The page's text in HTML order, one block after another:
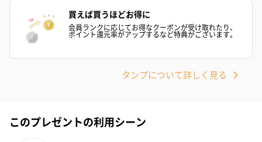
買えば買うほどお得に
会員ランクに応じてお得なクーポンが受け取れたり、
ポイント還元率がアップするなど特典がございます。
タンプについて詳しく見る
このプレゼントの利用シーン